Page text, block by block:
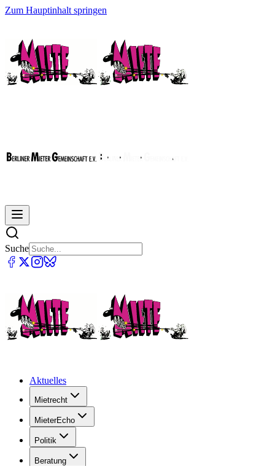
Zum Hauptinhalt springen
Suche
Aktuelles
Mietrecht
MieterEcho
Politik
Beratung